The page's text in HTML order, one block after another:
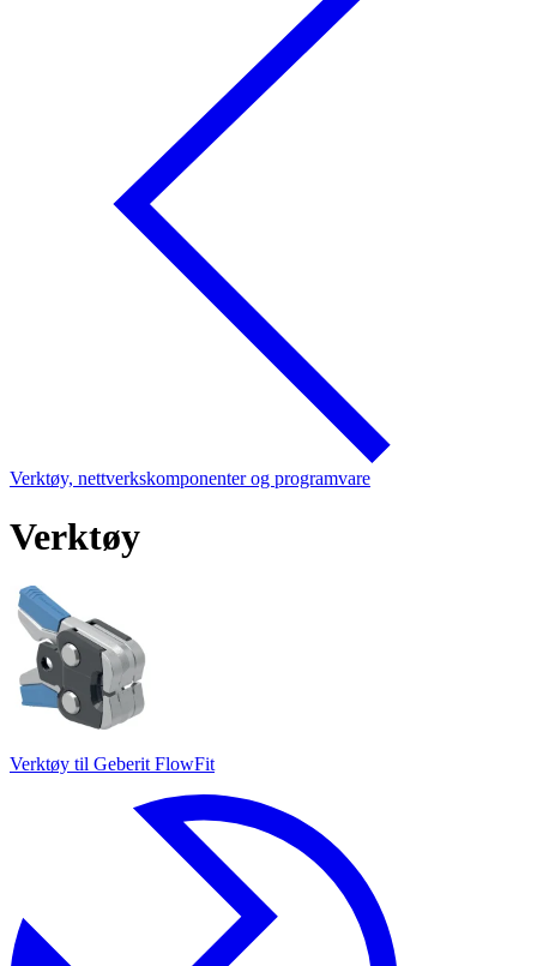
Verktøy, nettverkskomponenter og programvare
Verktøy
Verktøy til Geberit FlowFit